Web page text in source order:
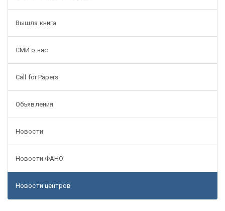
Вышла книга
СМИ о нас
Call for Papers
Объявления
Новости
Новости ФАНО
Новости центров